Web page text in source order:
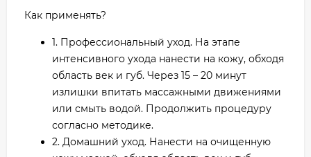
Как применять?
1. Профессиональный уход. На этапе
интенсивного ухода нанести на кожу, обходя
область век и губ. Через 15 – 20 минут
излишки впитать массажными движениями
или смыть водой. Продолжить процедуру
согласно методике.
2. Домашний уход. Нанести на очищенную